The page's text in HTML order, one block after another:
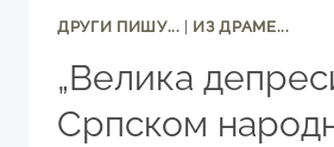
ПОНОВО
ДРУГИ ПИШУ... ИЗ ДРАМЕ...
„Велика
Српском